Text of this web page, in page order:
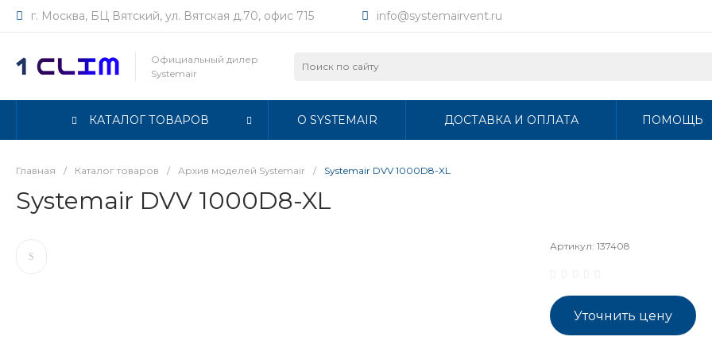
г. Москва, БЦ Вятский, ул. Вятская д.70, офис 715 info@systemairvent.ru
Официальный дилер
Systemair
КАТАЛОГ ТОВАРОВ О SYSTEMAIR ДОСТАВКА И ОПЛАТА ПОМОЩЬ
Главная / Каталог товаров / Архив моделей Systemair / Systemair DVV 1000D8-XL
Systemair DVV 1000D8-XL
Артикул: 137408
Уточнить цену